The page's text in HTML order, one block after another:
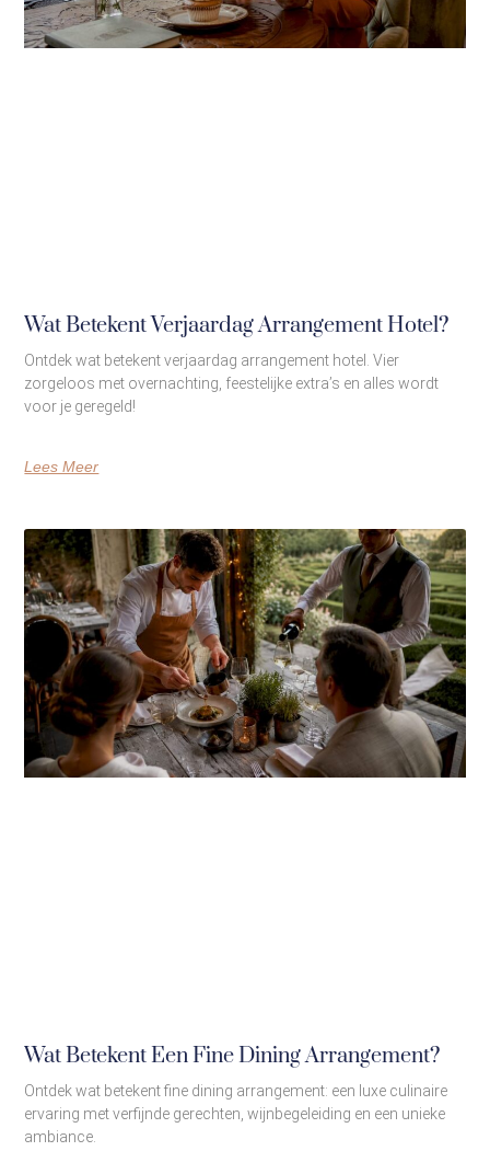
Wat Betekent Verjaardag Arrangement Hotel?
Ontdek wat betekent verjaardag arrangement hotel. Vier
zorgeloos met overnachting, feestelijke extra’s en alles wordt
voor je geregeld!
Lees Meer
Wat Betekent Een Fine Dining Arrangement?
Ontdek wat betekent fine dining arrangement: een luxe culinaire
ervaring met verfijnde gerechten, wijnbegeleiding en een unieke
ambiance.